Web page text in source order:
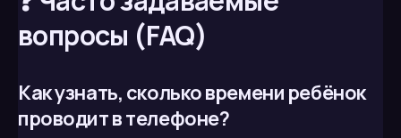
вопросы (FAQ)
Как узнать, сколько времени ребёнок
проводит в телефоне?